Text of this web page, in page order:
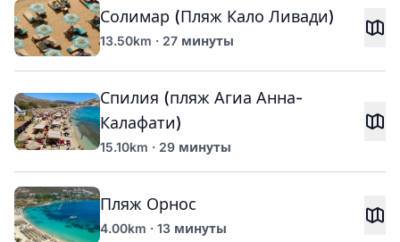
Солимар (Пляж Кало Ливади)
13.50km · 27 минуты
Спилия (пляж Агиа Анна-
Калафати)
15.10km · 29 минуты
Пляж Орнос
4.00km · 13 минуты